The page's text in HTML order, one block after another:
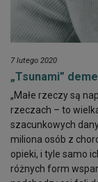
7 lutego 2020
„Tsunami”
„Małe rzeczy są
rzeczach – to
szacunkowych
miliona osób z
opieki, i tyle samo
różnych form